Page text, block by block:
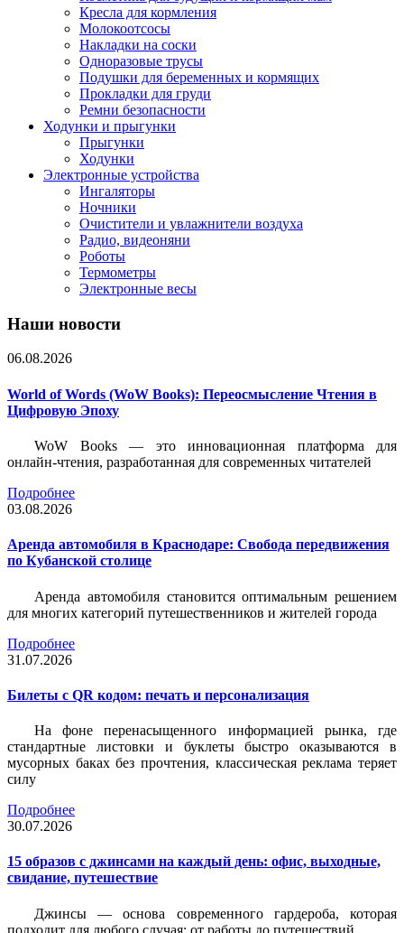
Кресла для кормления
Молокоотсосы
Накладки на соски
Одноразовые трусы
Подушки для беременных и кормящих
Прокладки для груди
Ремни безопасности
Ходунки и прыгунки
Прыгунки
Ходунки
Электронные устройства
Ингаляторы
Ночники
Очистители и увлажнители воздуха
Радио, видеоняни
Роботы
Термометры
Электронные весы
Наши новости
06.08.2026
World of Words (WoW Books): Переосмысление Чтения в
Цифровую Эпоху
WoW Books — это инновационная платформа для
онлайн-чтения, разработанная для современных читателей
Подробнее
03.08.2026
Аренда автомобиля в Краснодаре: Свобода передвижения
по Кубанской столице
Аренда автомобиля становится оптимальным решением
для многих категорий путешественников и жителей города
Подробнее
31.07.2026
Билеты c QR кодом: печать и персонализация
На фоне перенасыщенного информацией рынка, где
стандартные листовки и буклеты быстро оказываются в
мусорных баках без прочтения, классическая реклама теряет
силу
Подробнее
30.07.2026
15 образов с джинсами на каждый день: офис, выходные,
свидание, путешествие
Джинсы — основа современного гардероба, которая
подходит для любого случая: от работы до путешествий